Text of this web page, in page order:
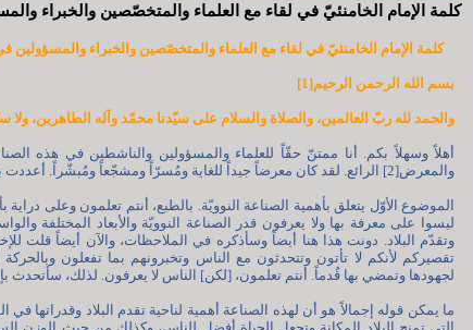
كلمة الإمام الخامنئيّ في لقاء مع العلماء والمتخصّصين والخبراء
كلمة الإمام الخامنئيّ في لقاء مع العلماء والمتخصّصين والخبراء والمسؤولين في الصناعة
بسم الله الرحمن الرحيم[1]
والحمد لله ربّ العالمين، والصلاة والسلام على سيّدنا محمّد وآله الطاهرين، ولا
أهلاً وسهلاً بكم. أنا ممتنّ حقّاً للعلماء والمسؤولين والناشطين في هذه
والمعرض[2] الرائع. لقد كان معرضاً جيداً للغاية ومُسرّاً ومشجّعاً ومُبشّراً. أعددت بعض المواضيع لأحدّثكم عنها.
الموضوع الأوّل يتعلق بأهمية الصناعة النوويّة. بالطبع، أنتم تعلمون وعلى
ليسوا على معرفة بها ولا يعرفون قدر الصناعة النوويّة والأبعاد المختلفة
وتقدّم البلاد. دونت هذا هنا أيضاً وسأذكره في الملاحظات، والآن أيضاً قلت
تقصيركم لأنكم لا تأتون وتتحدثون مع الناس وتخبرونهم بما تفعلون
لجهودها وتمضي بها قُدماً. أنتم تعلمون، [لكن] الناس لا يعرفون. لذلك، سأتحدث
ما يمكن قوله إجمالاً هو أن لهذه الصناعة أهمية لناحية تقدم البلاد وقدراتها في